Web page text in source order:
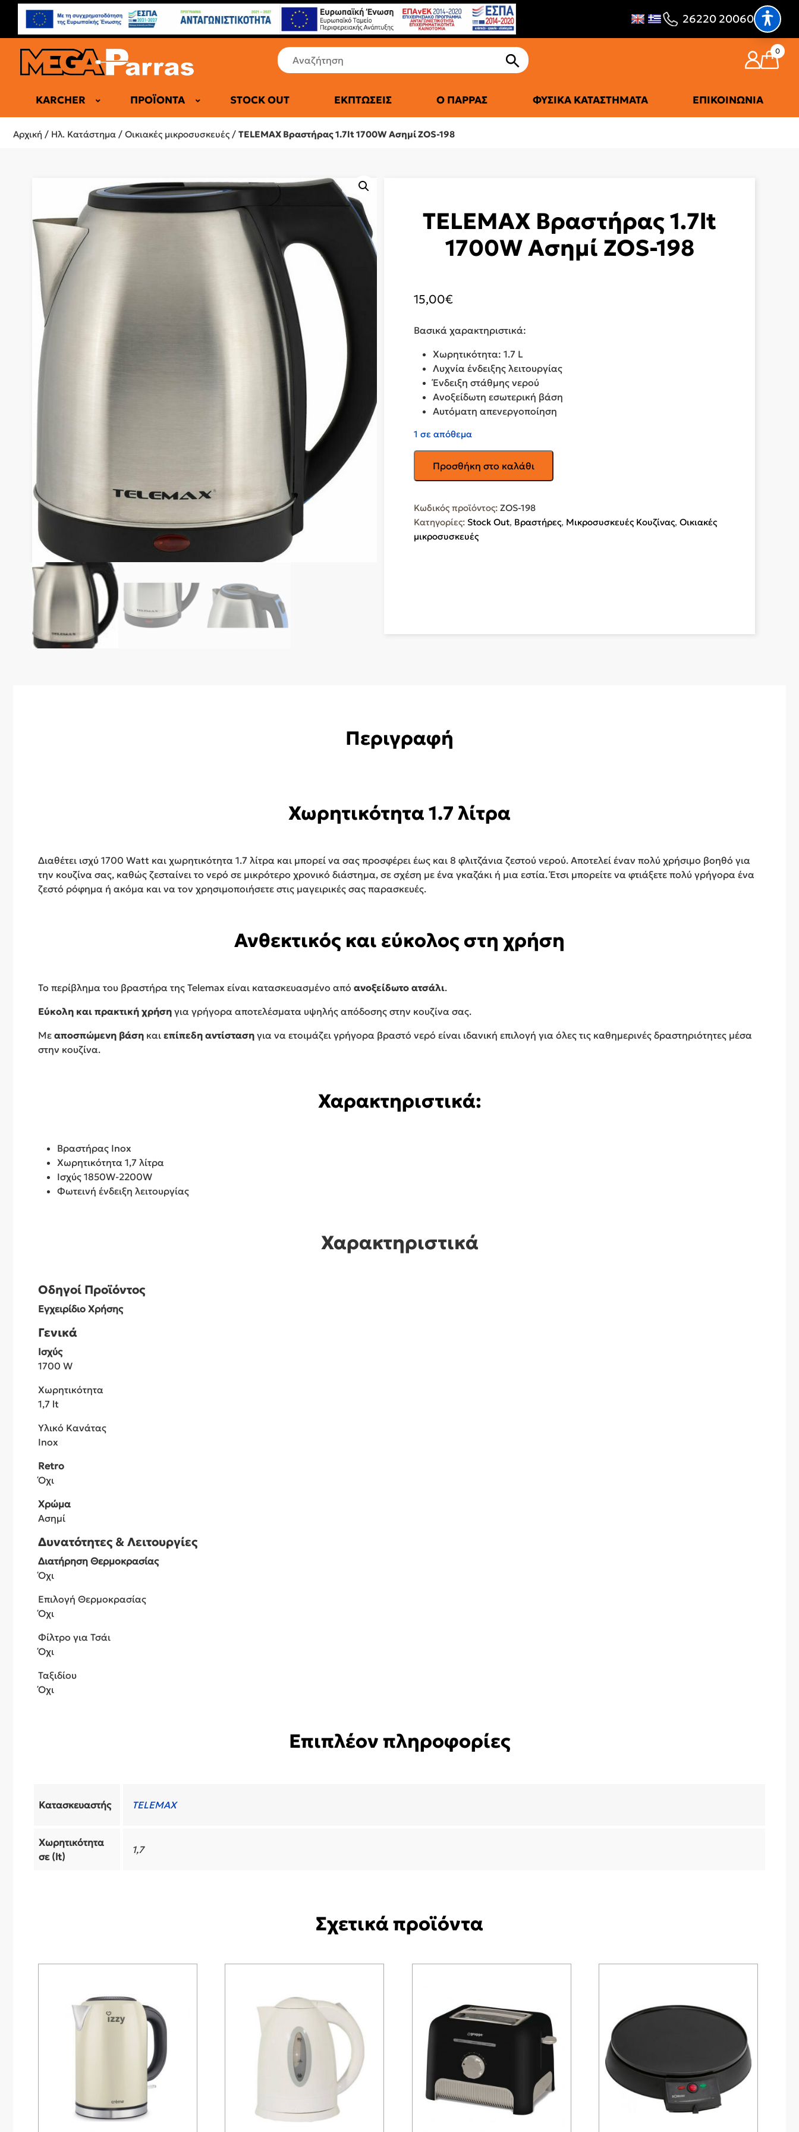
26220 20060
0
KARCHER ΠΡΟΪΌΝΤΑ
ΕΠΑΓΓΕΛΜΑΤΙΚΆ ΨΥΓΕΊΑ
STOCK OUT ΕΚΠΤΏΣΕΙΣ Ο ΠΑΡΡΆΣ ΦΥΣΙΚΆ ΚΑΤΑΣΤΉΜΑΤΑ ΕΠΙΚΟΙΝΩΝΊΑ
Αρχική / Ηλ. Κατάστημα / Οικιακές μικροσυσκευές / TELEMAX Βραστήρας 1.7lt 1700W Ασημί ZOS-198
TELEMAX Βραστήρας 1.7lt
1700W Ασημί ZOS-198
15,00€
Βασικά χαρακτηριστικά:
Χωρητικότητα: 1.7 L
Λυχνία ένδειξης λειτουργίας
Ένδειξη στάθμης νερού
Ανοξείδωτη εσωτερική βάση
Αυτόματη απενεργοποίηση
1 σε απόθεμα
Βραστήρας
Ασημί
ZOS-
198
Προσθήκη στο καλάθι
Κωδικός προϊόντος: ZOS-198
Κατηγορίες: Stock Out, Βραστήρες, Μικροσυσκευές Κουζίνας, Οικιακές
μικροσυσκευές
Περιγραφή
Χωρητικότητα 1.7 λίτρα
Διαθέτει ισχύ 1700 Watt και χωρητικότητα 1.7 λίτρα και μπορεί να σας προσφέρει έως και 8 φλιτζάνια ζεστού νερού. Αποτελεί έναν πολύ χρήσιμο βοηθό για
την κουζίνα σας, καθώς ζεσταίνει το νερό σε μικρότερο χρονικό διάστημα, σε σχέση με ένα γκαζάκι ή μια εστία. Έτσι μπορείτε να φτιάξετε πολύ γρήγορα ένα
ζεστό ρόφημα ή ακόμα και να τον χρησιμοποιήσετε στις μαγειρικές σας παρασκευές.
Ανθεκτικός και εύκολος στη χρήση
Το περίβλημα του βραστήρα της Telemax είναι κατασκευασμένο από ανοξείδωτο ατσάλι.
Εύκολη και πρακτική χρήση για γρήγορα αποτελέσματα υψηλής απόδοσης στην κουζίνα σας.
Με αποσπώμενη βάση και επίπεδη αντίσταση για να ετοιμάζει γρήγορα βραστό νερό είναι ιδανική επιλογή για όλες τις καθημερινές δραστηριότητες μέσα
στην κουζίνα.
Χαρακτηριστικά:
Βραστήρας Inox
Χωρητικότητα 1,7 λίτρα
Ισχύς 1850W-2200W
Φωτεινή ένδειξη λειτουργίας
Χαρακτηριστικά
Οδηγοί Προϊόντος
Εγχειρίδιο Χρήσης
Γενικά
Ισχύς
1700 W
Χωρητικότητα
1,7 lt
Υλικό Κανάτας
Inox
Retro
Όχι
Χρώμα
Ασημί
Δυνατότητες & Λειτουργίες
Διατήρηση Θερμοκρασίας
Όχι
Επιλογή Θερμοκρασίας
Όχι
Φίλτρο για Τσάι
Όχι
Ταξιδίου
Όχι
Επιπλέον πληροφορίες
Κατασκευαστής TELEMAX
Χωρητικότητα
σε (lt)
1,7
Σχετικά προϊόντα